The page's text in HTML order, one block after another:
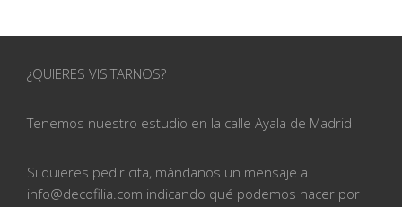
¿QUIERES VISITARNOS?
Tenemos nuestro estudio en la calle Ayala de Madrid
Si quieres pedir cita, mándanos un mensaje a
info@decofilia.com indicando qué podemos hacer por